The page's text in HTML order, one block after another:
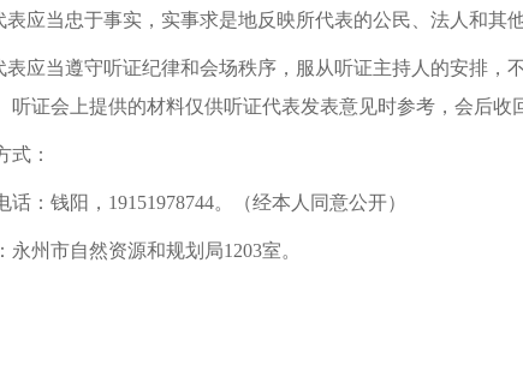
表应当忠于事实，实事求是地反映所代表的公民、法人和其
表应当遵守听证纪律和会场秩序，服从听证主持人的安排，
听证会上提供的材料仅供听证代表发表意见时参考，会后收
式：
话：钱阳，19151978744。（经本人同意公开）
永州市自然资源和规划局1203室。